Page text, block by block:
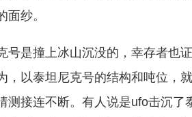
面纱。
号是撞上冰山沉没的，幸存者也
，以泰坦尼克号的结构和吨位，
测接连不断。有人说是ufo击沉了